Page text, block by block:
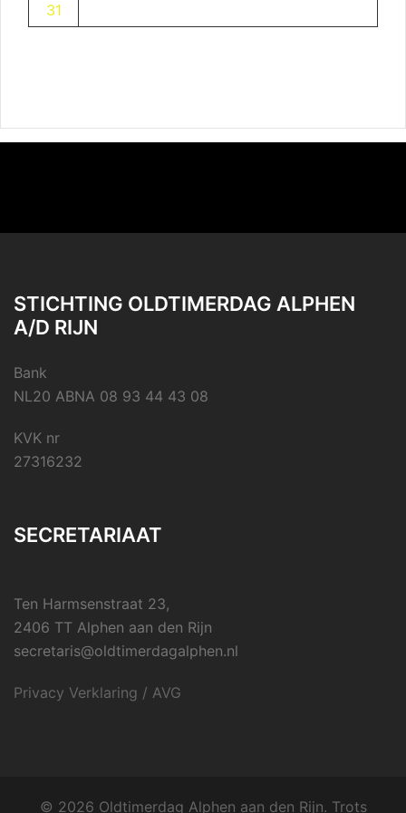
31
STICHTING OLDTIMERDAG ALPHEN
A/D RIJN
Bank
NL20 ABNA 08 93 44 43 08
KVK nr
27316232
SECRETARIAAT
Ten Harmsenstraat 23,
2406 TT Alphen aan den Rijn
secretaris@oldtimerdagalphen.nl
Privacy Verklaring / AVG
© 2026 Oldtimerdag Alphen aan den Rijn. Trots